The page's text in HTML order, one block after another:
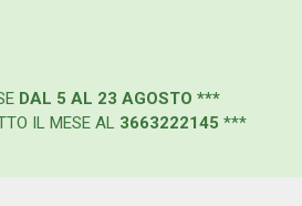
DAL 5 AL 23 AGOSTO ***
IL MESE AL 3663222145 ***